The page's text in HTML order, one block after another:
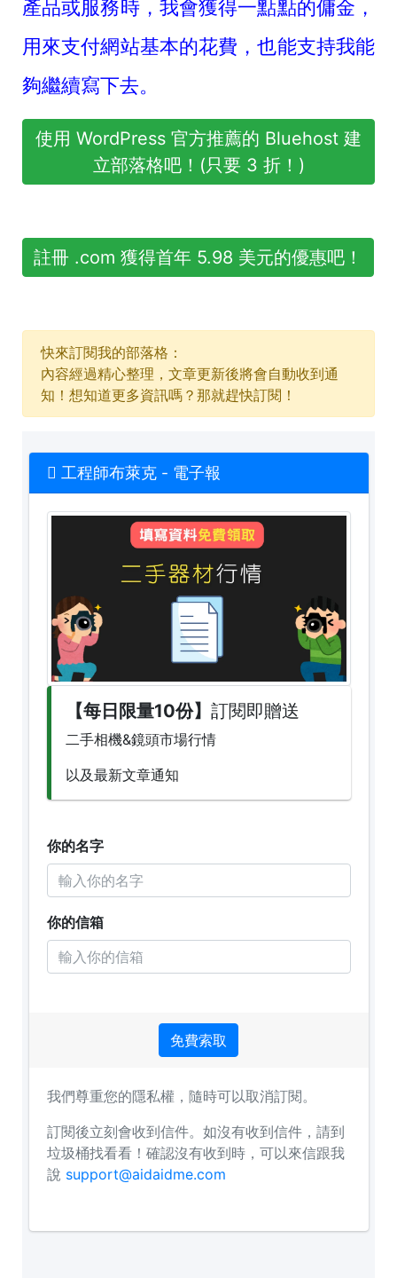
產品或服務時，我會獲得一點點的傭金，
用來支付網站基本的花費，也能支持我能
夠繼續寫下去。
使用 WordPress 官方推薦的 Bluehost 建
立部落格吧！(只要 3 折！)
註冊 .com 獲得首年 5.98 美元的優惠吧！
快來訂閱我的部落格：
內容經過精心整理，文章更新後將會自動收到通
知！想知道更多資訊嗎？那就趕快訂閱！